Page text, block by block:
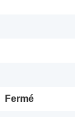
Fermé